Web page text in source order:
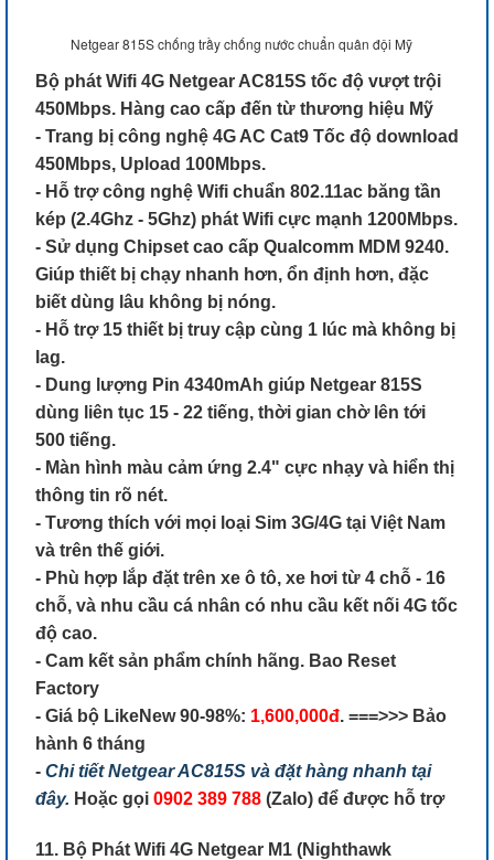
Netgear 815S chống trầy chống nước chuẩn quân đội Mỹ
Bộ phát Wifi 4G Netgear AC815S tốc độ vượt trội
450Mbps. Hàng cao cấp đến từ thương hiệu Mỹ
- Trang bị công nghệ 4G AC Cat9 Tốc độ download
450Mbps, Upload 100Mbps.
- Hỗ trợ công nghệ Wifi chuẩn 802.11ac băng tần
kép (2.4Ghz - 5Ghz) phát Wifi cực mạnh 1200Mbps.
- Sử dụng Chipset cao cấp Qualcomm MDM 9240.
Giúp thiết bị chạy nhanh hơn, ổn định hơn, đặc
biết dùng lâu không bị nóng.
- Hỗ trợ 15 thiết bị truy cập cùng 1 lúc mà không bị
lag.
- Dung lượng Pin 4340mAh giúp Netgear 815S
dùng liên tục 15 - 22 tiếng, thời gian chờ lên tới
500 tiếng.
- Màn hình màu cảm ứng 2.4" cực nhạy và hiển thị
thông tin rõ nét.
- Tương thích với mọi loại Sim 3G/4G tại Việt Nam
và trên thế giới.
- Phù hợp lắp đặt trên xe ô tô, xe hơi từ 4 chỗ - 16
chỗ, và nhu cầu cá nhân có nhu cầu kết nối 4G tốc
độ cao.
- Cam kết sản phẩm chính hãng. Bao Reset
Factory
- Giá bộ LikeNew 90-98%: 1,600,000đ. ===>>> Bảo
hành 6 tháng
- Chi tiết Netgear AC815S và đặt hàng nhanh tại
đây. Hoặc gọi 0902 389 788 (Zalo) để được hỗ trợ
11. Bộ Phát Wifi 4G Netgear M1 (Nighthawk